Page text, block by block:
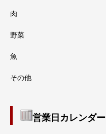
肉
野菜
魚
その他
営業日カレンダー